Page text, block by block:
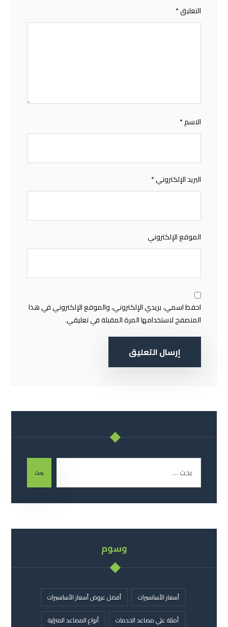
التعليق*
الاسم*
البريد الإلكتروني*
الموقع الإلكتروني
احفظ اسمي، بريدي الإلكتروني، والموقع الإلكتروني في هذا
المتصفح لاستخدامها المرة المقبلة في تعليقي.
إرسال التعليق
بحث
وسوم
أسعار الأسانسيرات
أفضل عروض أسعار الأسانسيرات
أمثلة علي مصاعد الخدمات
أنواع المصاعد المنزلية